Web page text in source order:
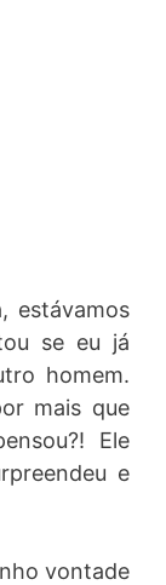
estávamos
se eu já
homem.
mais que
Ele
e
vontade